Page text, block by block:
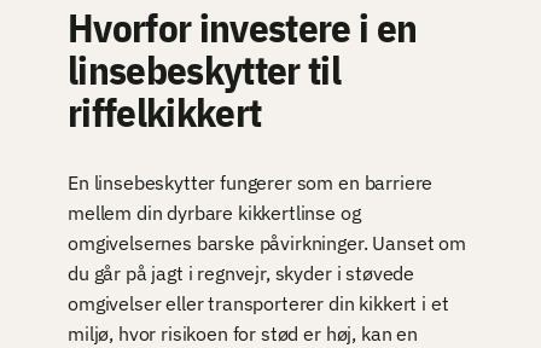
Hvorfor investere i en
linsebeskytter til
riffelkikkert
En linsebeskytter fungerer som en barriere
mellem din dyrbare kikkertlinse og
omgivelsernes barske påvirkninger. Uanset om
du går på jagt i regnvejr, skyder i støvede
omgivelser eller transporterer din kikkert i et
miljø, hvor risikoen for stød er høj, kan en